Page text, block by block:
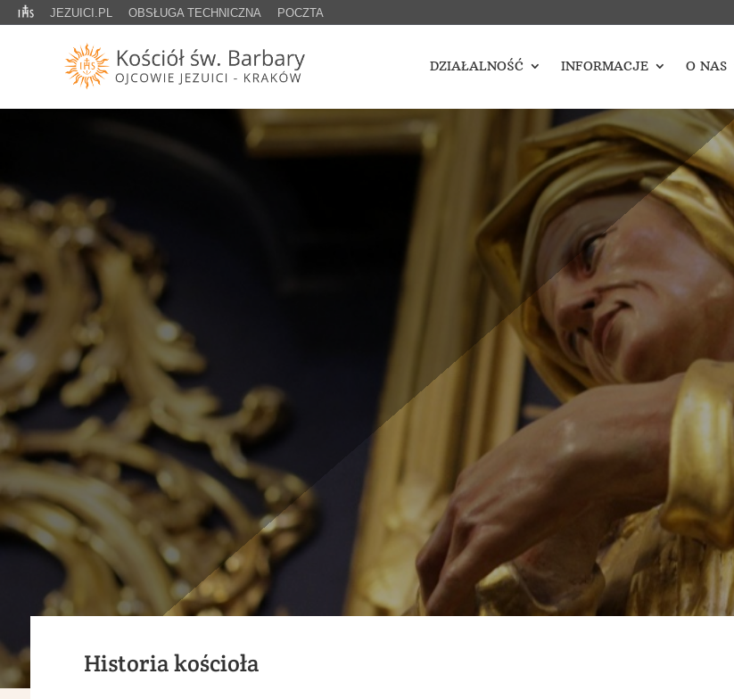
DZIAŁALNOŚĆ INFORMACJE O NAS
Historia kościoła
JEZUICI.PL OBSŁUGA TECHNICZNA POCZTA